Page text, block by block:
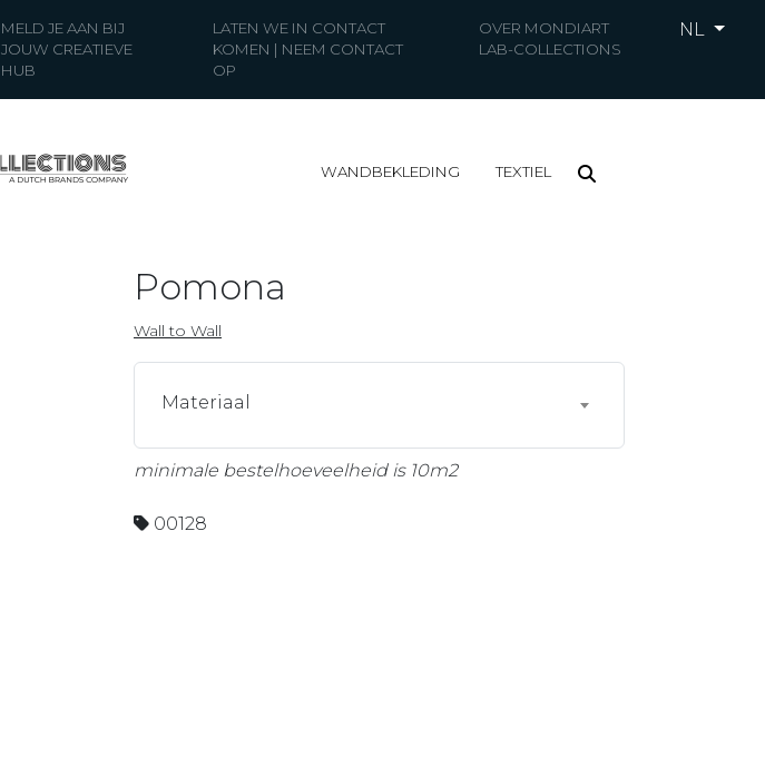
MELD JE AAN BIJ
JOUW CREATIEVE
HUB
LATEN WE IN CONTACT
KOMEN | NEEM CONTACT
OP
OVER MONDIART
LAB-COLLECTIONS
NL
WANDBEKLEDING TEXTIEL
Pomona
Wall to Wall
Materiaal
minimale bestelhoeveelheid is 10m2
00128